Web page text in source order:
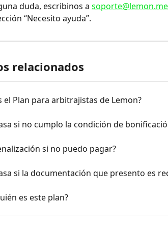
duda, escribinos a soporte@lemon.me
“Necesito ayuda”.
relacionados
el Plan para arbitrajistas de Lemon?
si no cumplo la condición de
si no puedo pagar?
si la documentación que presento es
es este plan?